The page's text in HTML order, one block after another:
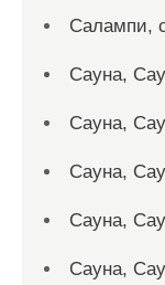
Салампи,
Сауна,
Сауна,
Сауна,
Сауна,
Сауна,